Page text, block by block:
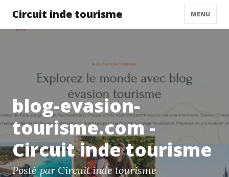
Circuit inde tourisme MENU
blog-evasion-
tourisme.com -
Circuit inde tourisme
Posté par Circuit inde tourisme